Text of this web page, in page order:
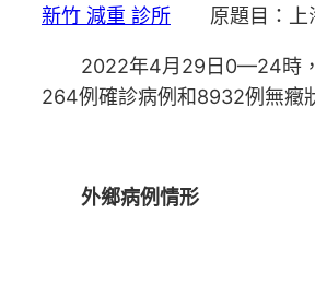
新竹 減重 診所 原題目：上海
2022年4月29日0—24時，
264例確診病例和8932例無癥
外鄉病例情形